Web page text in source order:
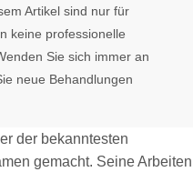
Artikel sind nur für
keine professionelle
Sie sich immer an
neue Behandlungen
der bekanntesten
gemacht. Seine Arbeiten